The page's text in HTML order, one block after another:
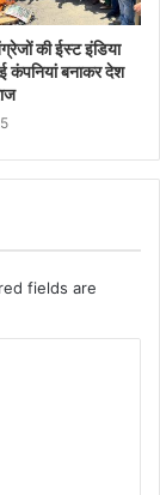
की ईस्ट इंडिया
कंपनियां बनाकर देश
fields are